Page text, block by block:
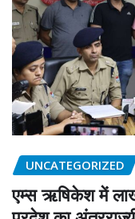
UNCATEGORIZED
एम्स ऋषिकेश में